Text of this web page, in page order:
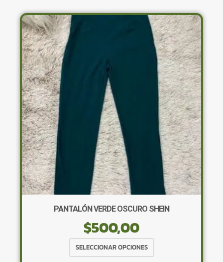
variantes.
Las
opciones
se
pueden
elegir
en
página
de
producto
PANTALÓN VERDE OSCURO SHEIN
$500,00
SELECCIONAR OPCIONES
producto